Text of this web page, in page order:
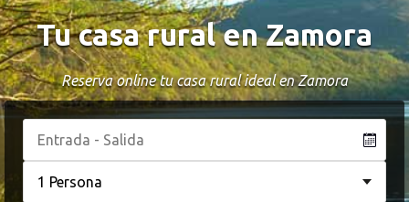
Tu casa rural en Zamora
Reserva online tu casa rural ideal en Zamora